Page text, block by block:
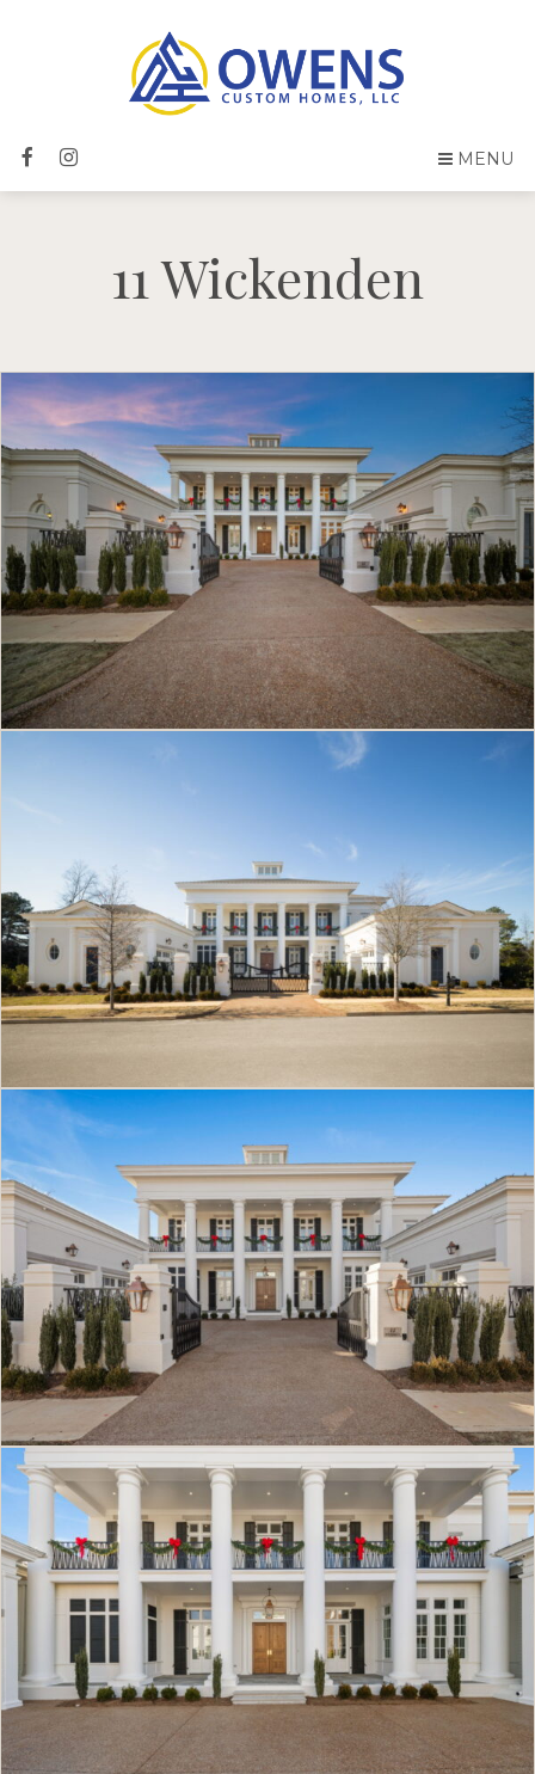
MENU
11 Wickenden